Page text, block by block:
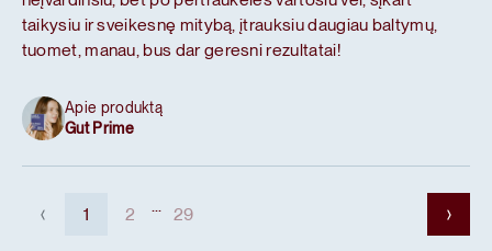
taikysiu ir sveikesnę mitybą, įtrauksiu daugiau baltymų,
tuomet, manau, bus dar geresni rezultatai!
Apie produktą
Gut Prime
1 2 ... 29